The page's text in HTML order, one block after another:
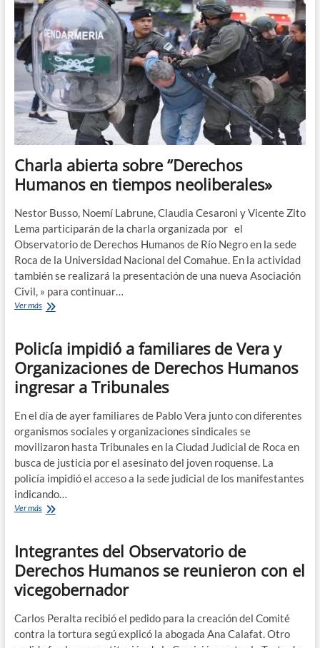
años
de
la
desaparición
forzada
de
Santiago
Maldonado
Charla abierta sobre “Derechos
Humanos en tiempos neoliberales»
Nestor Busso, Noemí Labrune, Claudia Cesaroni y Vicente Zito
Lema participarán de la charla organizada por el
Observatorio de Derechos Humanos de Río Negro en la sede
Roca de la Universidad Nacional del Comahue. En la actividad
también se realizará la presentación de una nueva Asociación
Civil, » para continuar…
Ver másCharla
“Derechos
Humanos
en
tiempos
neoliberales»
Policía impidió a familiares de Vera y
Organizaciones de Derechos Humanos
ingresar a Tribunales
En el día de ayer familiares de Pablo Vera junto con diferentes
organismos sociales y organizaciones sindicales se
movilizaron hasta Tribunales en la Ciudad Judicial de Roca en
busca de justicia por el asesinato del joven roquense. La
policía impidió el acceso a la sede judicial de los manifestantes
indicando…
Ver másPolicía
familiares
de
Vera
y
Organizaciones
Derechos
Humanos
Integrantes del Observatorio de
Derechos Humanos se reunieron con el
vicegobernador
Carlos Peralta recibió el pedido para la creación del Comité
contra la tortura segú explicó la abogada Ana Calafat. Otro